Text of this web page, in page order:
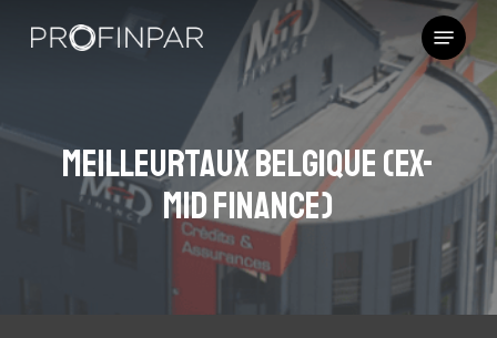
Menu
Meilleurtaux Belgique (ex-
MiD Finance)